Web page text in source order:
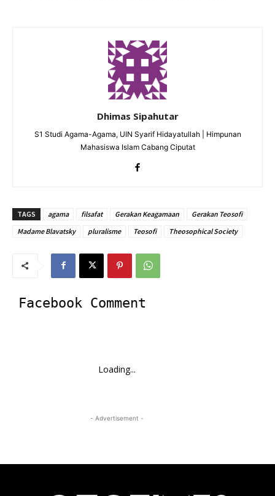
Dhimas Sipahutar
S1 Studi Agama-Agama, UIN Syarif Hidayatullah | Himpunan
Mahasiswa Islam Cabang Ciputat
TAGS agama filsafat Gerakan Keagamaan
Gerakan Teosofi
Madame Blavatsky
pluralisme Teosofi Theosophical Society
Facebook Comment
Loading...
- Advertisement -